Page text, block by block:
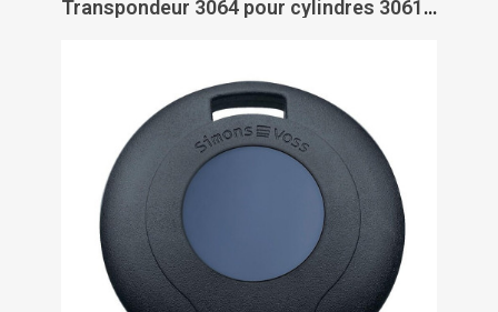
Transpondeur 3064 pour cylindres 3061 et Mobilekey - SIMONS VOSS